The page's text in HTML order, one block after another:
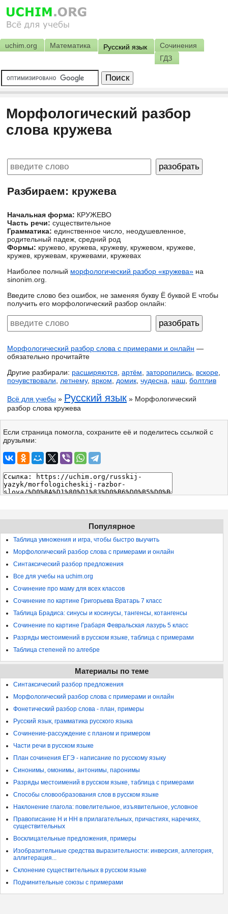
uchim.org Математика Русский язык
Сочинения
ГДЗ
Морфологический разбор
слова кружева
Разбираем: кружева
Начальная форма: КРУЖЕВО
Часть речи: существительное
Грамматика: единственное число, неодушевленное,
родительный падеж, средний род
Формы: кружево, кружева, кружеву, кружевом, кружеве,
кружев, кружевам, кружевами, кружевах
Наиболее полный морфологический разбор «кружева» на
sinonim.org.
Введите слово без ошибок, не заменяя букву Ё буквой Е чтобы
получить его морфологический разбор онлайн:
Морфологический разбор слова с примерами и онлайн —
обязательно прочитайте
Другие разбирали: расширяются артём заторопились вскоре
почувствовали
летнему, ярком домик чудесна наш болтлив
Всё для учебы » Русский язык » Морфологический
разбор слова кружева
Если страница помогла, сохраните её и поделитесь ссылкой с
друзьями:
Популярное
Таблица умножения и игра, чтобы быстро выучить
Морфологический разбор слова с примерами и онлайн
Синтаксический разбор предложения
Все для учебы на uchim.org
Сочинение про маму для всех классов
Сочинение по картине Григорьева Вратарь 7 класс
Таблица Брадиса: синусы и косинусы, тангенсы, котангенсы
Сочинение по картине Грабаря Февральская лазурь 5 класс
Разряды местоимений в русском языке, таблица с примерами
Таблица степеней по алгебре
Материалы по теме
Синтаксический разбор предложения
Морфологический разбор слова с примерами и онлайн
Фонетический разбор слова - план, примеры
Русский язык, грамматика русского языка
Сочинение-рассуждение с планом и примером
Части речи в русском языке
План сочинения ЕГЭ - написание по русскому языку
Синонимы, омонимы, антонимы, паронимы
Разряды местоимений в русском языке, таблица с примерами
Способы словообразования слов в русском языке
Наклонение глагола: повелительное, изъявительное, условное
Правописание Н и НН в прилагательных, причастиях, наречиях,
существительных
Восклицательные предложения, примеры
Изобразительные средства выразительности: инверсия, аллегория,
аллитерация...
Склонение существительных в русском языке
Подчинительные союзы с примерами